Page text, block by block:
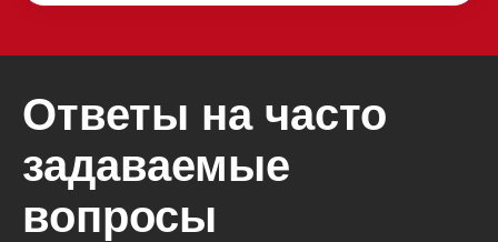
Ответы на часто
задаваемые
вопросы